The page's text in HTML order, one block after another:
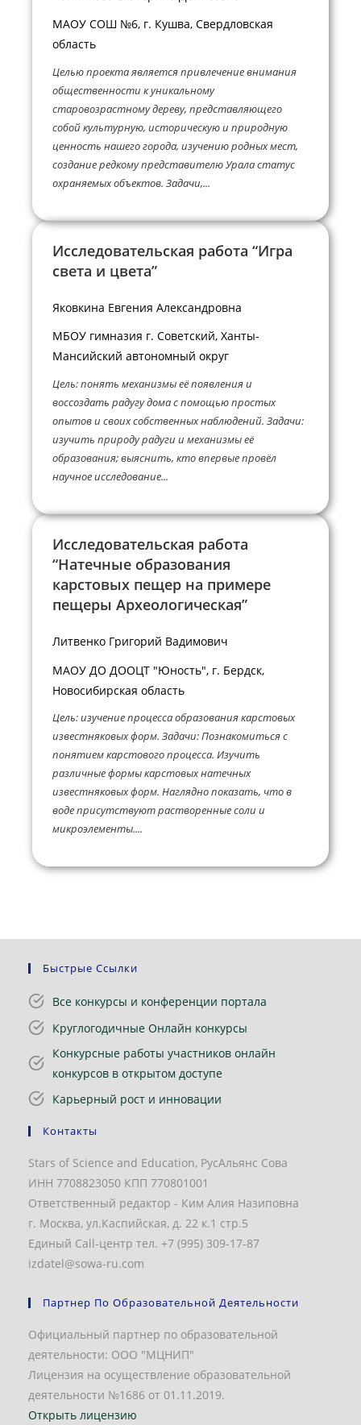
МАОУ СОШ №6, г. Кушва, Свердловская
область
Целью проекта является привлечение внимания
общественности к уникальному
старовозрастному дереву, представляющего
собой культурную, историческую и природную
ценность нашего города, изучению родных мест,
создание редкому представителю Урала статус
охраняемых объектов. Задачи,...
Исследовательская работа “Игра
света и цвета”
Яковкина Евгения Александровна
МБОУ гимназия г. Советский, Ханты-
Мансийский автономный округ
Цель: понять механизмы её появления и
воссоздать радугу дома с помощью простых
опытов и своих собственных наблюдений. Задачи:
изучить природу радуги и механизмы её
образования; выяснить, кто впервые провёл
научное исследование...
Исследовательская работа
“Натечные образования
карстовых пещер на примере
пещеры Археологическая”
Литвенко Григорий Вадимович
МАОУ ДО ДООЦТ "Юность", г. Бердск,
Новосибирская область
Цель: изучение процесса образования карстовых
известняковых форм. Задачи: Познакомиться с
понятием карстового процесса. Изучить
различные формы карстовых натечных
известняковых форм. Наглядно показать, что в
воде присутствуют растворенные соли и
микроэлементы....
Быстрые Ссылки
Все конкурсы и конференции портала
Круглогодичные Онлайн конкурсы
Конкурсные работы участников онлайн
конкурсов в открытом доступе
Карьерный рост и инновации
Контакты
Stars of Science and Education, РусАльянс Сова
ИНН 7708823050 КПП 770801001
Ответственный редактор - Ким Алия Назиповна
г. Москва, ул.Каспийская, д. 22 к.1 стр.5
Единый Call-центр тел. +7 (995) 309-17-87
izdatel@sowa-ru.com
Партнер По Образовательной Деятельности
Официальный партнер по образовательной
деятельности: ООО "МЦНИП"
Лицензия на осуществление образовательной
деятельности №1686 от 01.11.2019.
Открыть лицензию